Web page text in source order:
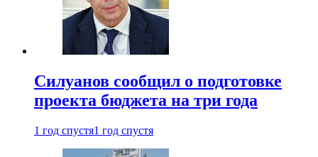
Силуанов сообщил о подготовке
проекта бюджета на три года
1 год спустя1 год спустя